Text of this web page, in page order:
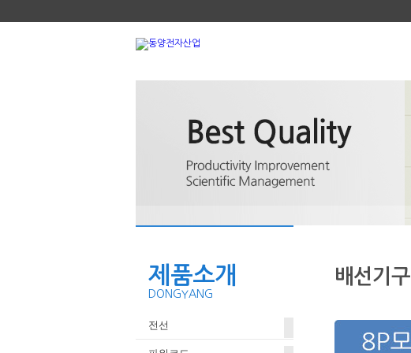
제품소개
DONGYANG
전선
배선기구